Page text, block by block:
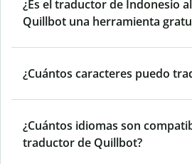
¿Es el traductor de Indonesio
Quillbot una herramienta
¿Cuántos caracteres puedo
¿Cuántos idiomas son
traductor de Quillbot?